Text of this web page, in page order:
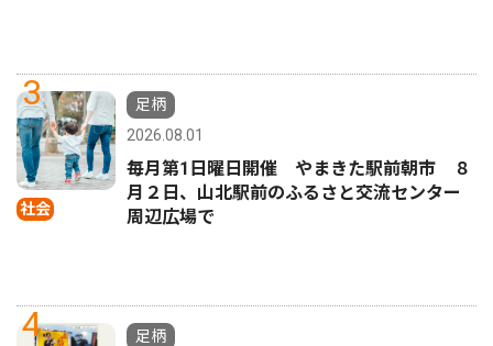
3
社会
足柄
2026.08.01
毎月第1日曜日開催 やまきた駅前朝市 ８
月２日、山北駅前のふるさと交流センター
周辺広場で
4
足柄